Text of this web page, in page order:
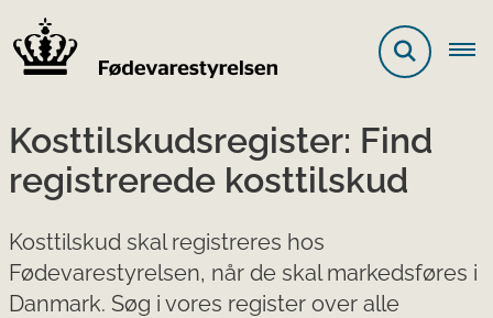
Kosttilskudsregister: Find
registrerede kosttilskud
Kosttilskud skal registreres hos
Fødevarestyrelsen, når de skal markedsføres i
Danmark. Søg i vores register over alle